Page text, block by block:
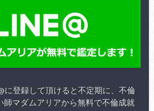
に登録して頂けると不定期に、不倫
師マダムアリアから無料で不倫成就